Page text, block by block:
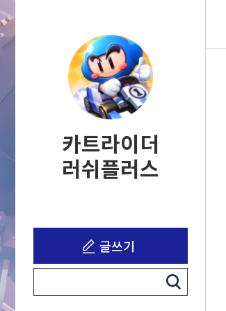
카트라이더
러쉬플러스
글쓰기